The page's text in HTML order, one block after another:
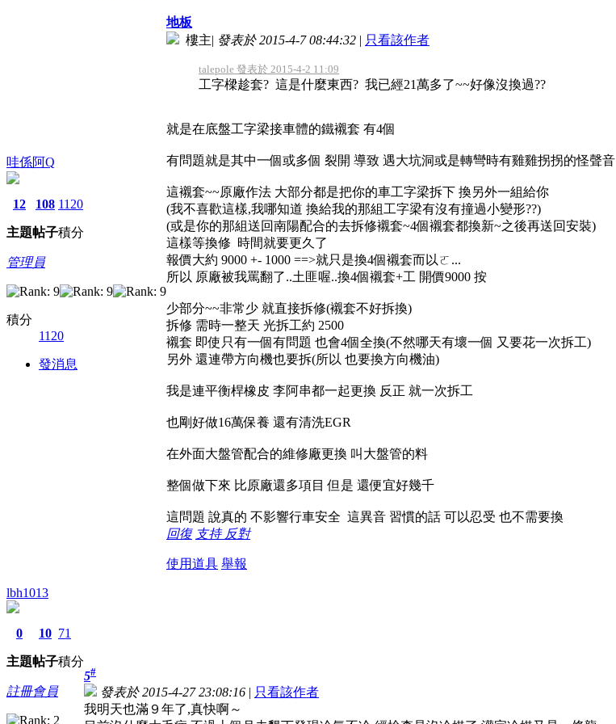
哇係阿Q
12
主題
108
帖子
1120
積分
管理員
積分
1120
發消息
地板
樓主| 發表於 2015-4-7 08:44:32 | 只看該作者
talepole 發表於 2015-4-2 11:09
工字樑趁套? 這是什麼東西? 我已經21萬多了~~好像沒換過??
就是在底盤工字梁接車體的鐵襯套 有4個
有問題就是其中一個或多個 裂開 導致 遇大坑洞或是轉彎時有雞雞拐拐的怪聲音
這襯套~~原廠作法 大部分都是把你的車工字梁拆下 換另外一組給你
(我不喜歡這樣,我哪知道 換給我的那組工字梁有沒有撞過小變形??)
(或是你的那組送回南陽配合的去拆修襯套~4個襯套都換新~之後再送回安裝)
這樣等換修 時間就要更久了
報價大約 9000 +- 1000 ==>就只是換4個襯套而以ㄛ...
所以 原廠被我罵翻了..土匪喔..換4個襯套+工 開價9000 按
少部分~~非常少 就直接拆修(襯套不好拆換)
拆修 需時一整天 光拆工約 2500
襯套 即使只有一個有問題 也會4個全換(不然哪天有壞一個 又要花一次拆工)
另外 還連帶方向機也要拆(所以 也要換方向機油)
我是連平衡桿橡皮 李阿串都一起更換 反正 就一次拆工
也剛好做16萬保養 還有清洗EGR
在外面大盤管配合的維修廠更換 叫大盤管的料
整個做下來 比原廠還多項目 但是 還便宜好幾千
這問題 說真的 不影響行車安全 這異音 習慣的話 可以忍受 也不需要換
回復 支持 反對
使用道具 舉報
lbh1013
0
主題
10
帖子
71
積分
註冊會員
5#
發表於 2015-4-27 23:08:16 | 只看該作者
我明天也滿９年了,真快啊～